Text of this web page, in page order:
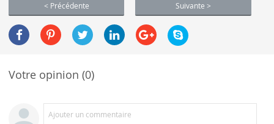
< Précédente Suivante >
Votre opinion (0)
Ajouter un commentaire